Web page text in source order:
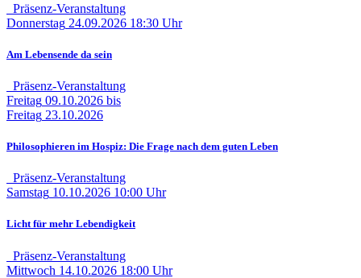
Präsenz-Veranstaltung
Donnerstag 24.09.2026 18:30 Uhr
Am Lebensende da sein
Präsenz-Veranstaltung
Freitag 09.10.2026 bis
Freitag 23.10.2026
Philosophieren im Hospiz: Die Frage nach dem guten Leben
Präsenz-Veranstaltung
Samstag 10.10.2026 10:00 Uhr
Licht für mehr Lebendigkeit
Präsenz-Veranstaltung
Mittwoch 14.10.2026 18:00 Uhr